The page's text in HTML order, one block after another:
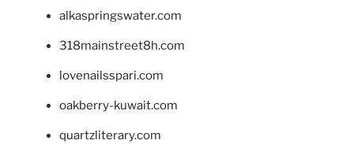
alkaspringswater.com
318mainstreet8h.com
lovenailsspari.com
oakberry-kuwait.com
quartzliterary.com